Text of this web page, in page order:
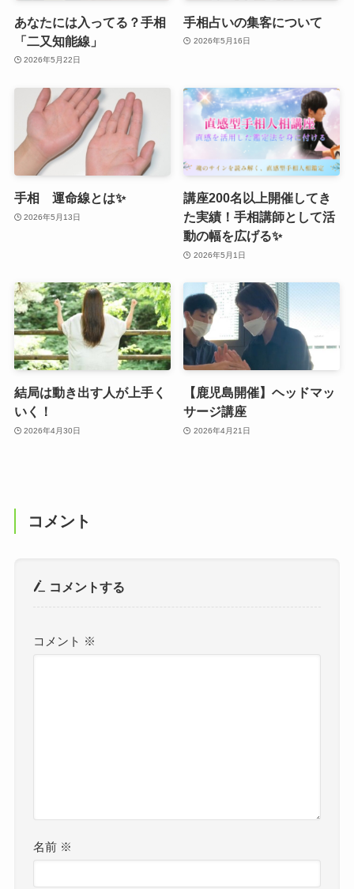
あなたには入ってる？手相
「二又知能線」
2026年5月22日
手相占いの集客について
2026年5月16日
手相 運命線とは✨
2026年5月13日
講座200名以上開催してき
た実績！手相講師として活
動の幅を広げる✨
2026年5月1日
結局は動き出す人が上手く
いく！
2026年4月30日
【鹿児島開催】ヘッドマッ
サージ講座
2026年4月21日
コメント
コメントする
コメント ※
名前 ※